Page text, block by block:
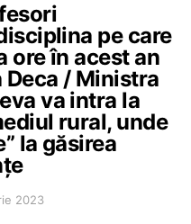
pe care
ore în acest an
Deca / Ministra
va intra la
rural, unde
la găsirea
2023